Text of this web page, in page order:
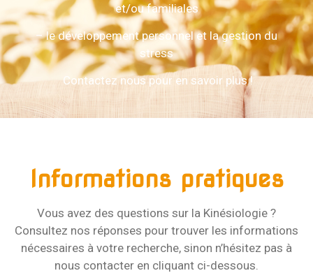
et/ou familiales
– le développement personnel et la gestion du
stress
Contactez nous pour en savoir plus !
Informations pratiques
Vous avez des questions sur la Kinésiologie ?
Consultez nos réponses pour trouver les informations
nécessaires à votre recherche, sinon n’hésitez pas à
nous contacter en cliquant ci-dessous.